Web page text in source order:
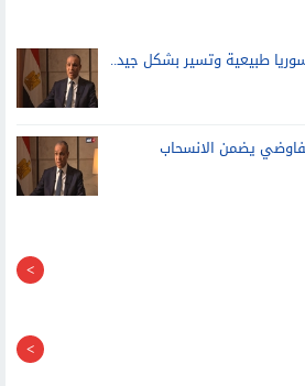
ضمن جهود توحيد المؤسسة العسكرية
طبيعية وتسير بشكل جيد..